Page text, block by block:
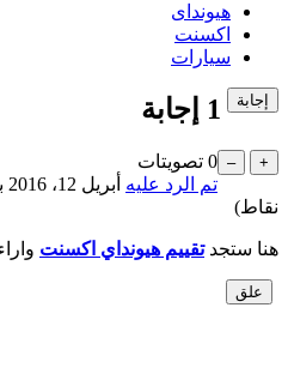
هيونداى
اكسنت
سيارات
1 إجابة
0 تصويتات
تم الرد عليه أبريل 12، 2016
نقاط)
هنا ستجدتقييم هيونداي اكسنت